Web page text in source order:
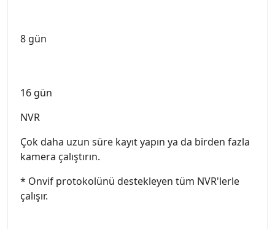
8 gün
16 gün
NVR
Çok daha uzun süre kayıt yapın ya da birden fazla
kamera çalıştırın.
* Onvif protokolünü destekleyen tüm NVR'lerle
çalışır.